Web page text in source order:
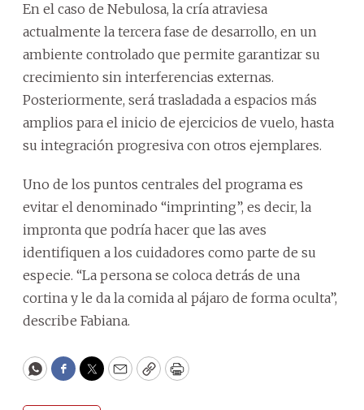
En el caso de Nebulosa, la cría atraviesa
actualmente la tercera fase de desarrollo, en un
ambiente controlado que permite garantizar su
crecimiento sin interferencias externas.
Posteriormente, será trasladada a espacios más
amplios para el inicio de ejercicios de vuelo, hasta
su integración progresiva con otros ejemplares.
Uno de los puntos centrales del programa es
evitar el denominado “imprinting”, es decir, la
impronta que podría hacer que las aves
identifiquen a los cuidadores como parte de su
especie. “La persona se coloca detrás de una
cortina y le da la comida al pájaro de forma oculta”,
describe Fabiana.
WhatsApp
Facebook
Twitter
EmailCopyPrint